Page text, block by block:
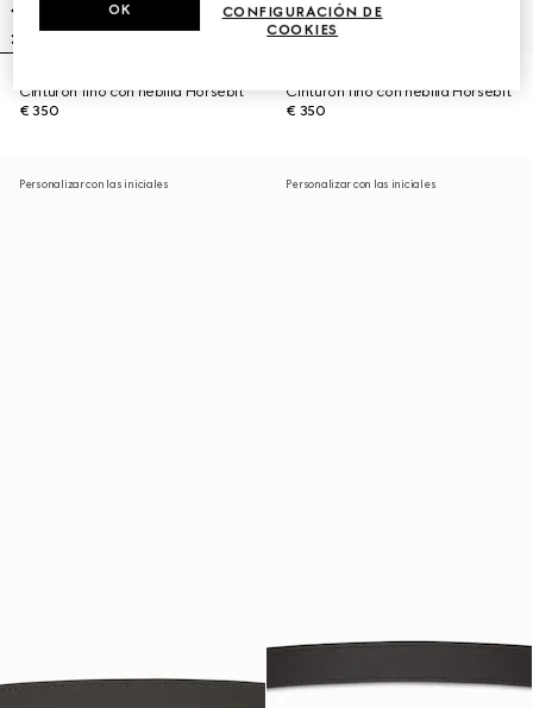
Cinturón fino con hebilla Horsebit
€ 350
Cinturón fino con hebilla Horsebit
€ 350
Personalizar con las iniciales Personalizar con las iniciales
CONFIGURACIÓN DE
COOKIES
OK